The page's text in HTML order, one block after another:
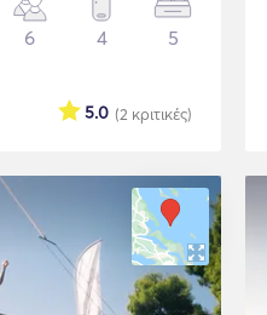
6 4 5
(2 κριτικές)
5.0